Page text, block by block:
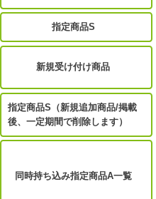
指定商品S
新規受け付け商品
指定商品S（新規追加商品/掲載
後、一定期間で削除します）
同時持ち込み指定商品A一覧